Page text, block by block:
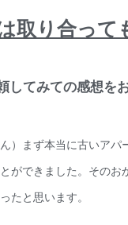
取り合って
してみての感想を
ん）まず本当に古いア
ができました。その
たと思います。